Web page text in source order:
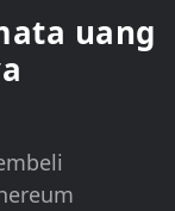
uang